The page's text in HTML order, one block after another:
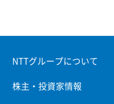
NTTグループについて
株主・投資家情報